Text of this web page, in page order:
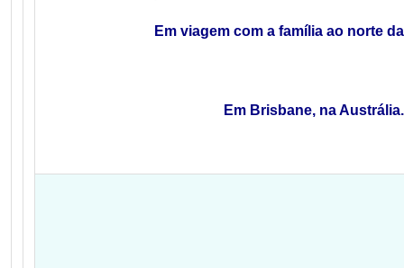
Em viagem com a família ao norte
Em Brisbane, na